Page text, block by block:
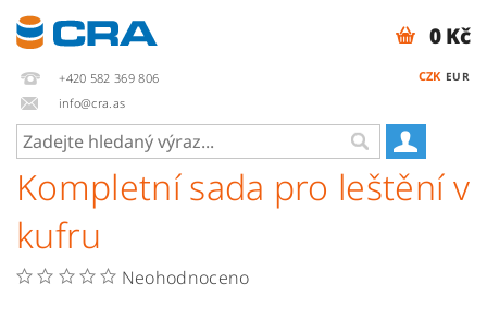
+420 582 369 806
info@cra.as
CZK EUR
0 Kč
Kompletní sada pro leštění v
kufru
Neohodnoceno